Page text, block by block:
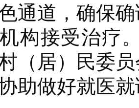
通道，确保
构接受治疗
（居）民委
助做好就医